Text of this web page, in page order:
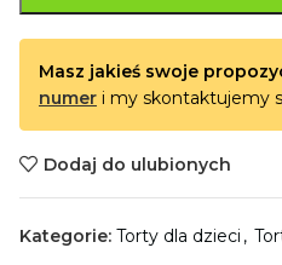
Masz jakieś swoje
numeri my skontaktujemy
Dodaj do ulubionych
Kategorie: Torty dla dzieci ,